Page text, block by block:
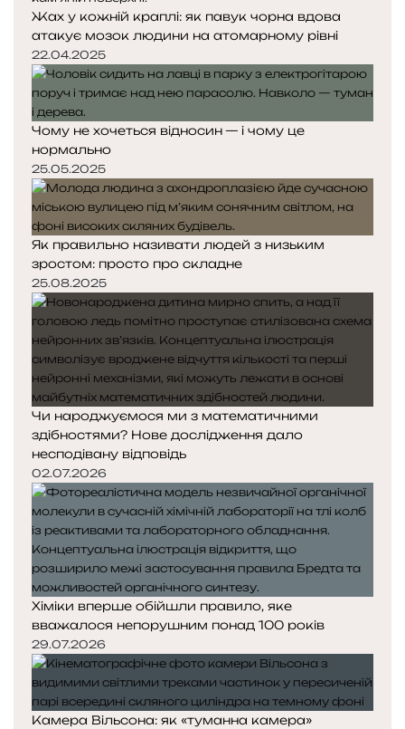
Жах у кожній краплі: як павук чорна вдова
атакує мозок людини на атомарному рівні
22.04.2025
Чому не хочеться відносин — і чому це
нормально
25.05.2025
Як правильно називати людей з низьким
зростом: просто про складне
25.08.2025
Чи народжуємося ми з математичними
здібностями? Нове дослідження дало
несподівану відповідь
02.07.2026
Хіміки вперше обійшли правило, яке
вважалося непорушним понад 100 років
29.07.2026
Камера Вільсона: як «туманна камера»